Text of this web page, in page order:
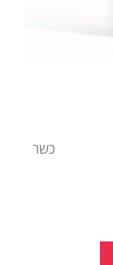
כשר